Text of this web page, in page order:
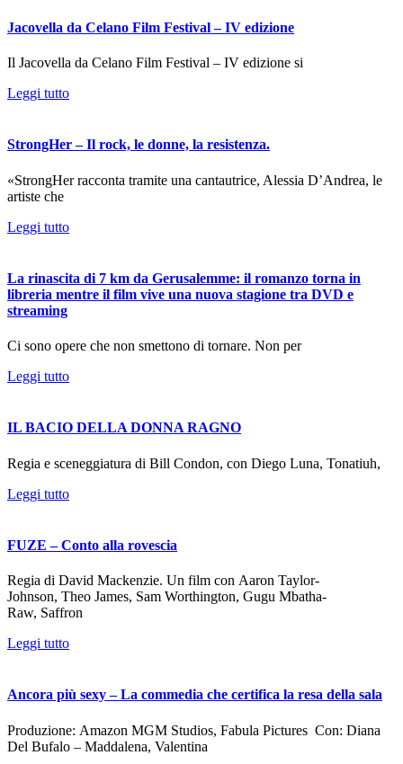
Jacovella da Celano Film Festival – IV edizione
Il Jacovella da Celano Film Festival – IV edizione si
Leggi tutto
StrongHer – Il rock, le donne, la resistenza.
«StrongHer racconta tramite una cantautrice, Alessia D’Andrea, le
artiste che
Leggi tutto
La rinascita di 7 km da Gerusalemme: il romanzo torna in
libreria mentre il film vive una nuova stagione tra DVD e
streaming
Ci sono opere che non smettono di tornare. Non per
Leggi tutto
IL BACIO DELLA DONNA RAGNO
Regia e sceneggiatura di Bill Condon, con Diego Luna, Tonatiuh,
Leggi tutto
FUZE – Conto alla rovescia
Regia di David Mackenzie. Un film con Aaron Taylor-
Johnson, Theo James, Sam Worthington, Gugu Mbatha-
Raw, Saffron
Leggi tutto
Ancora più sexy – La commedia che certifica la resa della sala
Produzione: ​​​​​​​Amazon MGM Studios, Fabula Pictures Con: Diana
Del Bufalo – Maddalena, Valentina